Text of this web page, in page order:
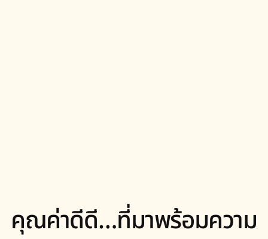
คุณค่าดีดี…ที่มาพร้อมความ